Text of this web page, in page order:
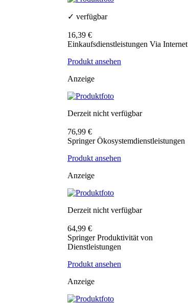
✓ verfügbar
16,39 €
Einkaufsdienstleistungen Via Internet
Produkt ansehen
Anzeige
Derzeit nicht verfügbar
76,99 €
Springer Ökosystemdienstleistungen
Produkt ansehen
Anzeige
Derzeit nicht verfügbar
64,99 €
Springer Produktivität von
Dienstleistungen
Produkt ansehen
Anzeige